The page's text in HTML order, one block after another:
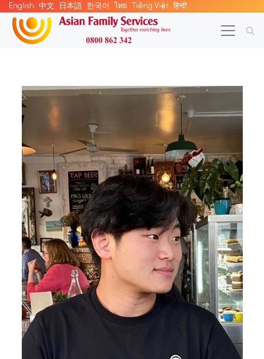
English 中文 日本語 한국어 ไทย Tiếng Việt हिन्दी